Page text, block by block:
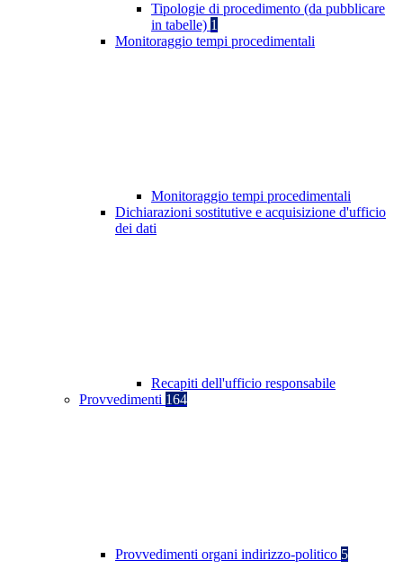
Tipologie di procedimento (da pubblicare
in tabelle) 1
Monitoraggio tempi procedimentali
Monitoraggio tempi procedimentali
Dichiarazioni sostitutive e acquisizione d'ufficio
dei dati
Recapiti dell'ufficio responsabile
Provvedimenti 164
Provvedimenti organi indirizzo-politico 5